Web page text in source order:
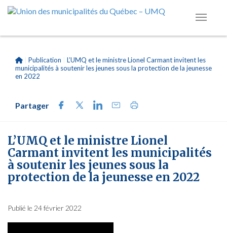
| Publication
L’UMQ et le ministre Lionel Carmant invitent les
municipalités à soutenir les jeunes sous la protection de la jeunesse
en 2022
Partager
L’UMQ et le ministre Lionel
Carmant invitent les municipalités
à soutenir les jeunes sous la
protection de la jeunesse en 2022
Publié le 24 février 2022